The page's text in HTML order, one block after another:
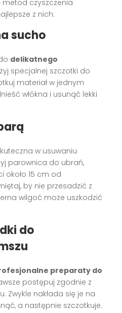
metod czyszczenia
z nich:
sucho
delikatnego
specjalnej szczotki do
materiał w jednym
włókna i usunąć lekki
w usuwaniu
parownica do ubrań,
około 15 cm od
by nie przesadzić z
wilgoć może uszkodzić
do
preparaty do
postępuj zgodnie z
Zwykle nakłada się je na
a następnie szczotkuje.